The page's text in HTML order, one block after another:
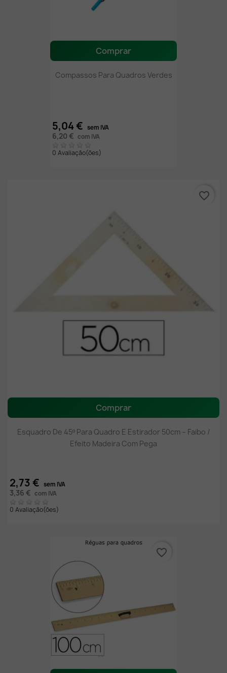
Comprar
Compassos Para Quadros Verdes
5,04 € sem IVA
6,20 € com IVA
0 Avaliação(ões)
Comprar
Esquadro De 45º Para Quadro E Estirador 50cm – Faibo /
Efeito Madeira Com Pega
2,73 € sem IVA
3,36 € com IVA
0 Avaliação(ões)
favorite_border
favorite_border